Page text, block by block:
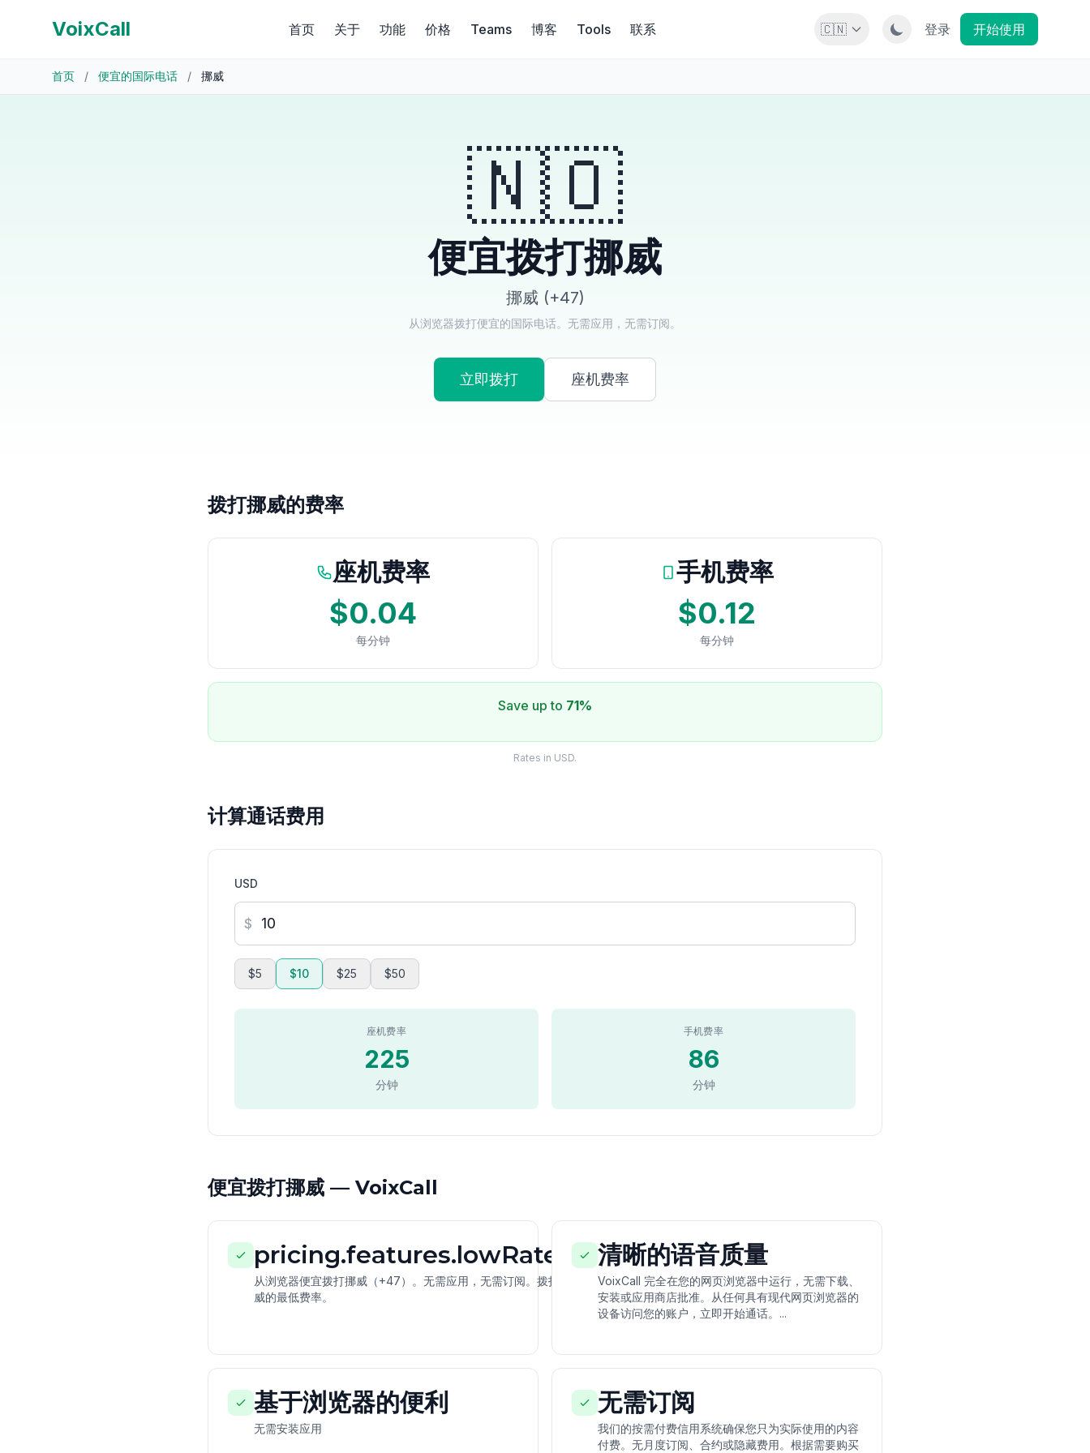
VoixCall 首页 关于 功能 价格 Teams 博客 Tools 联系 🇨🇳 登录 开始使用
首页 / 便宜的国际电话 / 挪威
🇳🇴
便宜拨打挪威
挪威 (+47)
从浏览器拨打便宜的国际电话。无需应用，无需订阅。
立即拨打 座机费率
拨打挪威的费率
座机费率
$0.04
每分钟
手机费率
$0.12
每分钟
Save up to 71%
Rates in USD.
计算通话费用
USD
$
$5 $10 $25 $50
座机费率
225
分钟
手机费率
86
分钟
便宜拨打挪威 — VoixCall
pricing.features.lowRates
从浏览器便宜拨打挪威（+47）。无需应用，无需订阅。拨打挪
威的最低费率。
清晰的语音质量
VoixCall 完全在您的网页浏览器中运行，无需下载、
安装或应用商店批准。从任何具有现代网页浏览器的
设备访问您的账户，立即开始通话。...
基于浏览器的便利
无需安装应用
无需订阅
我们的按需付费信用系统确保您只为实际使用的内容
付费。无月度订阅、合约或隐藏费用。根据需要购买